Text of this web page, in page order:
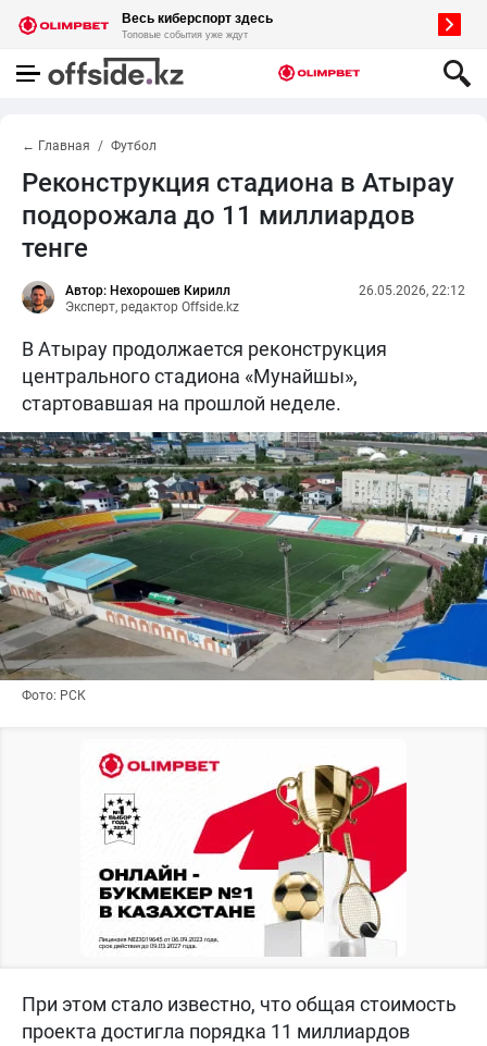
← Главная Футбол
Реконструкция стадиона в Атырау
подорожала до 11 миллиардов
тенге
Автор: Нехорошев Кирилл
Эксперт, редактор Offside.kz
26.05.2026, 22:12
В Атырау продолжается реконструкция
центрального стадиона «Мунайшы»,
стартовавшая на прошлой неделе.
Фото: РСК
При этом стало известно, что общая стоимость
проекта достигла порядка 11 миллиардов